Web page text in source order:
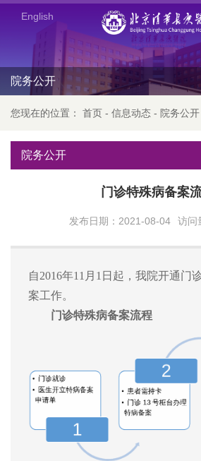
English
院务公开
您现在的位置： 首页 - 信息动态 - 院务公开
院务公开
门诊特殊病备案
发布日期：2021-08-04 访问
自2016年11月1日起，我院开通门
案工作。
门诊特殊病备案流程